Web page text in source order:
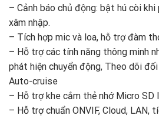
– Cảnh báo chủ động: bật hú còi
xâm nhập.
– Tích hợp mic và loa, hỗ trợ đàm
– Hỗ trợ các tính năng thông minh
phát hiện chuyển động, Theo dõi
Auto-cruise
– Hỗ trợ khe cắm thẻ nhớ Micro SD
– Hỗ trợ chuẩn ONVIF, Cloud, LAN,